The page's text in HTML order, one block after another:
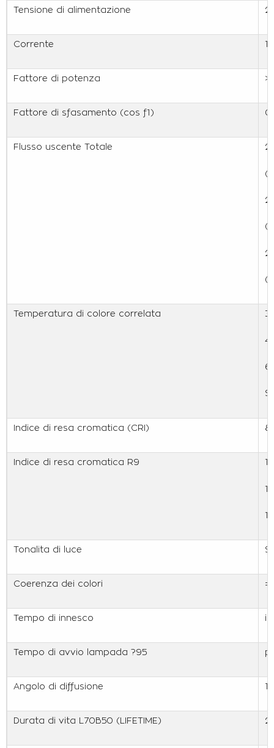
Tensione di alimentazione
Corrente
Fattore di potenza >
Fattore di sfasamento (cos f1)
Flusso uscente Totale
Temperatura di colore correlata
Indice di resa cromatica (CRI)
Indice di resa cromatica R9
Tonalita di luce
Coerenza dei colori
Tempo di innesco
Tempo di avvio lampada ?95
Angolo di diffusione
Durata di vita L70B50 (LIFETIME)